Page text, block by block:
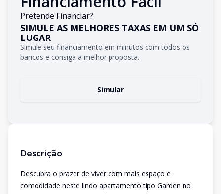
Pretende Financiar?
SIMULE AS MELHORES TAXAS EM UM SÓ
LUGAR
Simule seu financiamento em minutos com todos os
bancos e consiga a melhor proposta.
Simular
Descrição
Descubra o prazer de viver com mais espaço e
comodidade neste lindo apartamento tipo Garden no